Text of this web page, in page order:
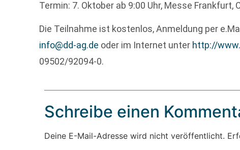
Termin: 7. Oktober ab 9:00 Uhr, Messe Frankfurt,
Die Teilnahme ist kostenlos, Anmeldung per
info@dd-ag.de oder im Internet unter http://
09502/92094-0.
Schreibe einen
Deine E-Mail-Adresse wird nicht veröffentlicht.